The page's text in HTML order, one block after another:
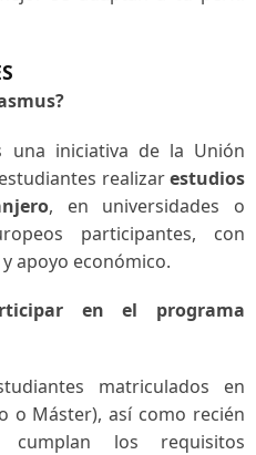
una iniciativa de la Unión
realizarestudios
, en universidades o
participantes, con
apoyo económico.
en el programa
matriculados en
o Máster), así como recién
los requisitos